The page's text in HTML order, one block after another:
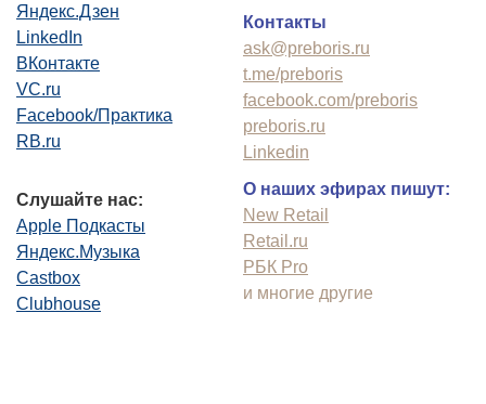
Яндекс.Дзен
LinkedIn
ВКонтакте
VC.ru
Facebook/Практика
RB.ru
Слушайте нас:
Apple Подкасты
Яндекс.Музыка
Castbox
Clubhouse
Контакты
ask@preboris.ru
t.me/preboris
facebook.com/preboris
preboris.ru
Linkedin
О наших эфирах пишут:
New Retail
Retail.ru
РБК Pro
и многие другие